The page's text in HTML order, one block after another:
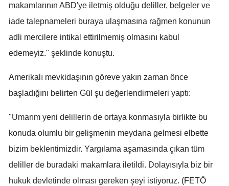
Mardin
Muğla
Muş
Nevşehir
Niğde
Rize
Sakarya
makamlarının ABD'ye iletmiş olduğu deliller, belgeler ve
iade talepnameleri buraya ulaşmasına rağmen konunun
adli mercilere intikal ettirilmemiş olmasını kabul
edemeyiz." şeklinde konuştu.
Amerikalı mevkidaşının göreve yakın zaman önce
başladığını belirten Gül şu değerlendirmeleri yaptı:
"Umarım yeni delillerin de ortaya konmasıyla birlikte bu
konuda olumlu bir gelişmenin meydana gelmesi elbette
bizim beklentimizdir. Yargılama aşamasında çıkan tüm
deliller de buradaki makamlara iletildi. Dolayısıyla biz bir
hukuk devletinde olması gereken şeyi istiyoruz. (FETÖ